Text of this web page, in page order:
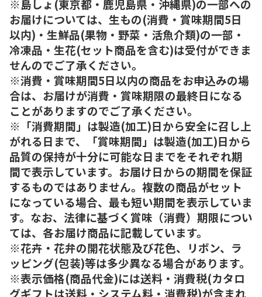
※島しょ(東京都・鹿児島県・沖縄県)の一部への
お届けについては、生もの(消費・賞味期間5日
以内)・生鮮品(果物・野菜・活魚介類)の一部・
冷凍品・生花(セット商品を含む)は受付ができま
せんのでご了承ください。
※消費・賞味期間5日以内の商品をお申込みの場
合は、お届けが消費・賞味期限の最終日になる
ことがありますのでご了承ください。
※「消費期間」は製造(加工)日から安全に召し上
がれる日まで、「賞味期間」は製造(加工)日から
品質の保持が十分に可能な日までをそれぞれ期
間で表示しています。お届け日からの期間を保証
するものではありません。複数の商品がセット
になっている場合、最も短い期間を表示していま
す。なお、法律に基づく賞味（消費）期限につい
ては、各お届け商品に記載しています。
※花卉・花弁の開花状態及び花色、リボン、ラ
ッピング(包装)等は多少異なる場合があります。
※表示価格(商品代金)には送料・消費税(カタロ
グギフトは送料・システム料・消費税)が含まれ